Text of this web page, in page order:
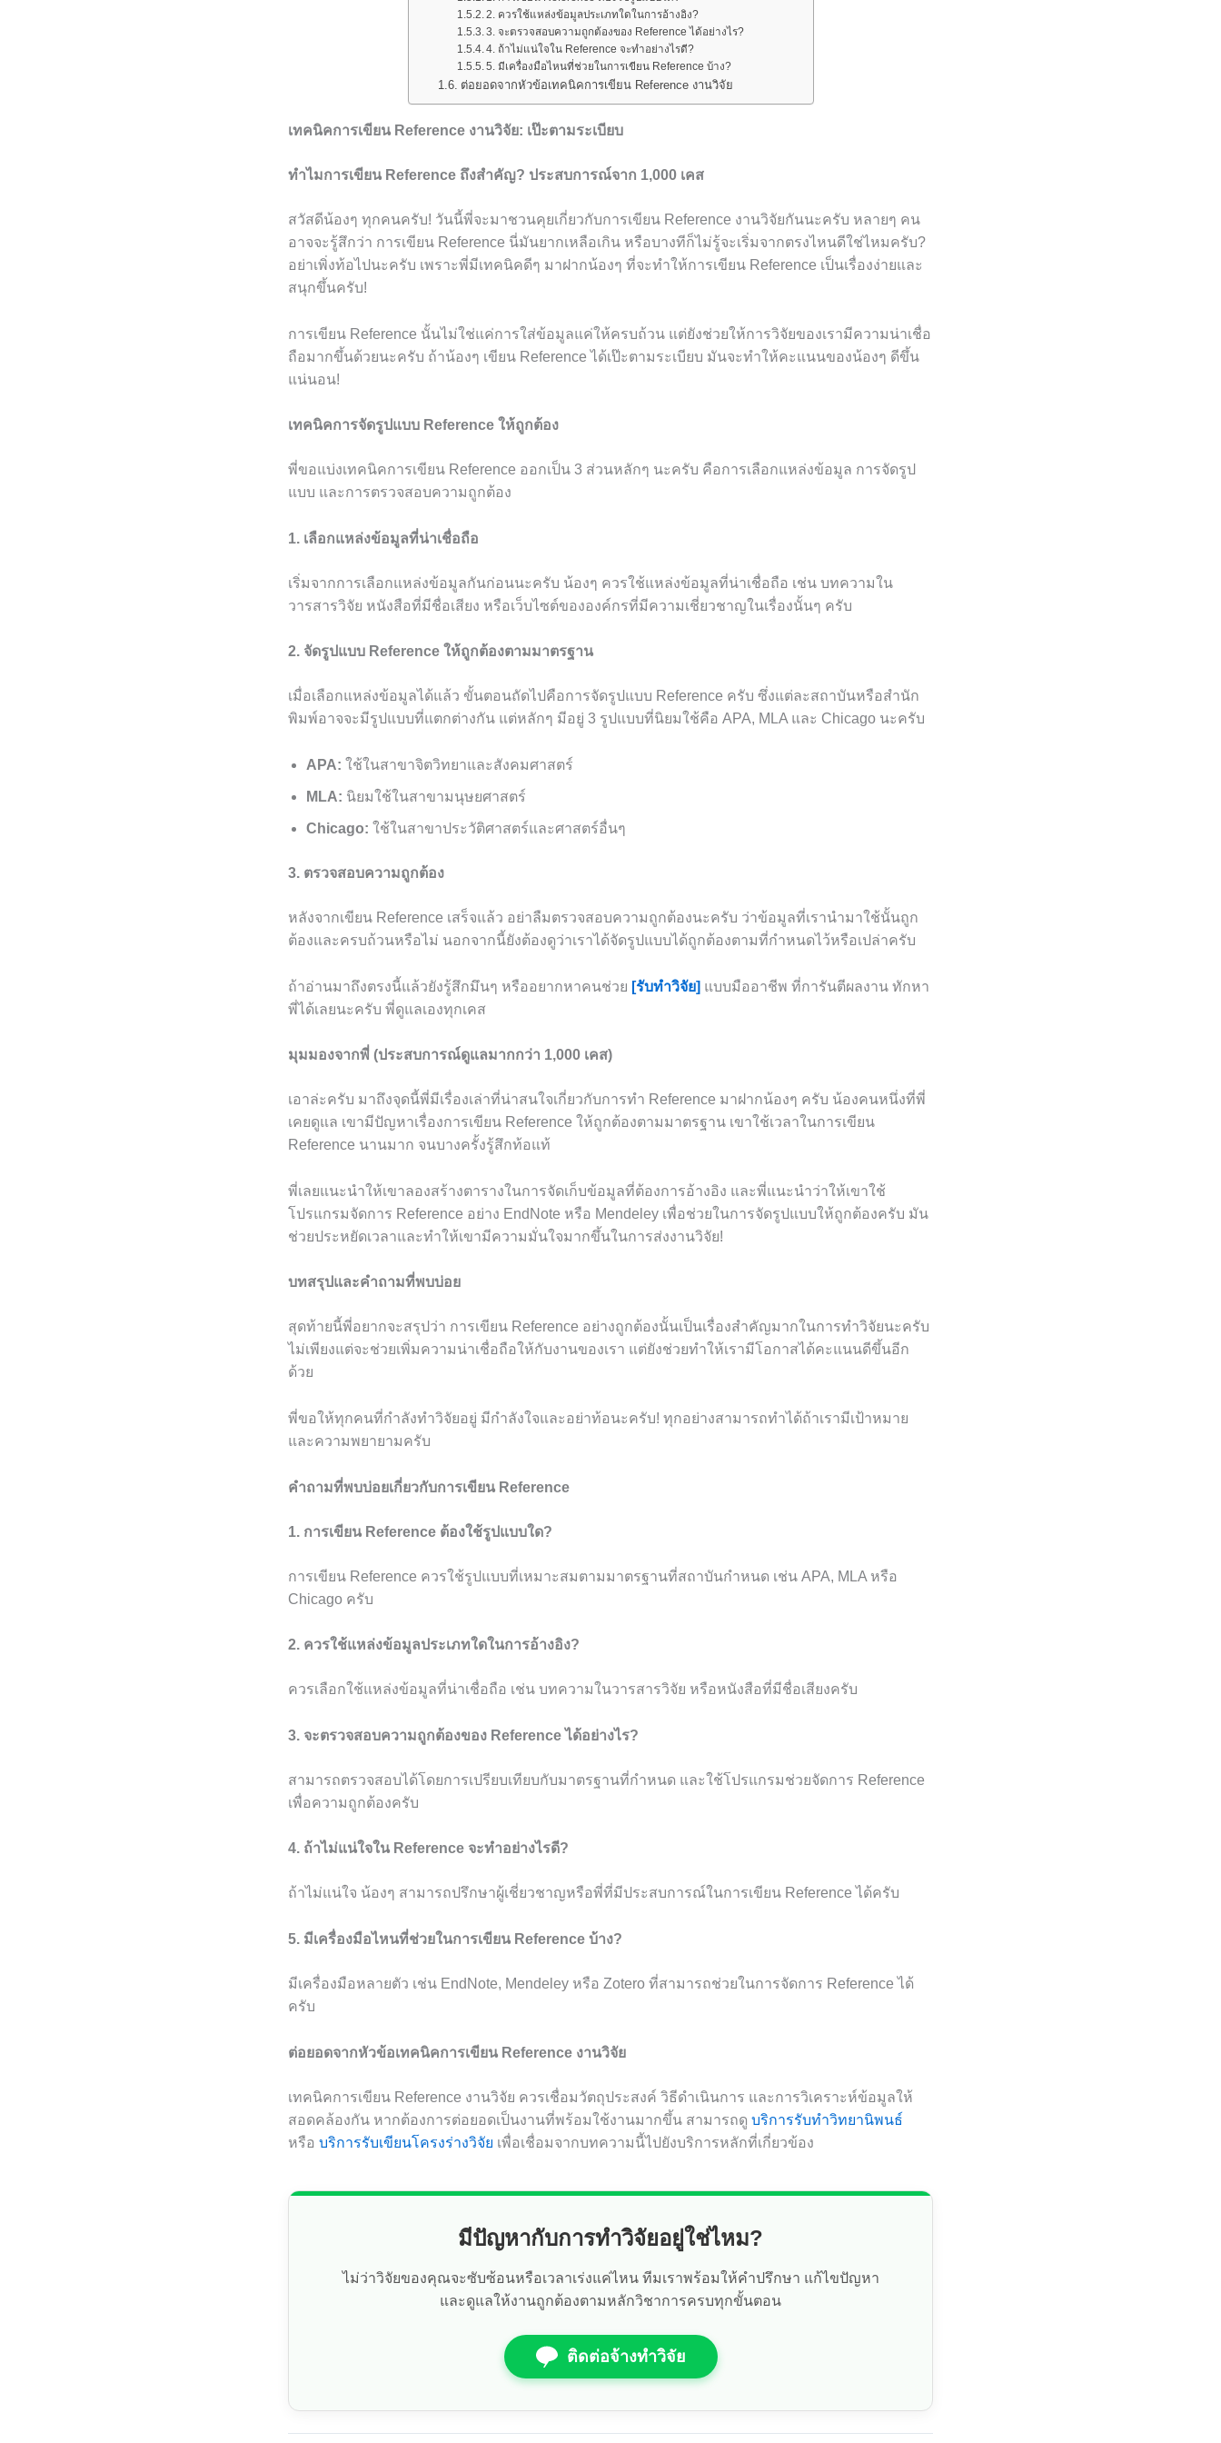
2. ควรใช้แหล่งข้อมูลประเภทใดในการอ้างอิง?
3. จะตรวจสอบความถูกต้องของ Reference ได้อย่างไร?
4. ถ้าไม่แน่ใจใน Reference จะทำอย่างไรดี?
5. มีเครื่องมือไหนที่ช่วยในการเขียน Reference บ้าง?
ต่อยอดจากหัวข้อเทคนิคการเขียน Reference งานวิจัย
เทคนิคการเขียน Reference งานวิจัย: เป๊ะตามระเบียบ
ทำไมการเขียน Reference ถึงสำคัญ? ประสบการณ์จาก 1,000 เคส
สวัสดีน้องๆ ทุกคนครับ! วันนี้พี่จะมาชวนคุยเกี่ยวกับการเขียน Reference งานวิจัยกันนะครับ หลายๆ คน
อาจจะรู้สึกว่า การเขียน Reference นี่มันยากเหลือเกิน หรือบางทีก็ไม่รู้จะเริ่มจากตรงไหนดีใช่ไหมครับ?
อย่าเพิ่งท้อไปนะครับ เพราะพี่มีเทคนิคดีๆ มาฝากน้องๆ ที่จะทำให้การเขียน Reference เป็นเรื่องง่ายและ
สนุกขึ้นครับ!
การเขียน Reference นั้นไม่ใช่แค่การใส่ข้อมูลแค่ให้ครบถ้วน แต่ยังช่วยให้การวิจัยของเรามีความน่าเชื่อ
ถือมากขึ้นด้วยนะครับ ถ้าน้องๆ เขียน Reference ได้เป๊ะตามระเบียบ มันจะทำให้คะแนนของน้องๆ ดีขึ้น
แน่นอน!
เทคนิคการจัดรูปแบบ Reference ให้ถูกต้อง
พี่ขอแบ่งเทคนิคการเขียน Reference ออกเป็น 3 ส่วนหลักๆ นะครับ คือการเลือกแหล่งข้อมูล การจัดรูป
แบบ และการตรวจสอบความถูกต้อง
1. เลือกแหล่งข้อมูลที่น่าเชื่อถือ
เริ่มจากการเลือกแหล่งข้อมูลกันก่อนนะครับ น้องๆ ควรใช้แหล่งข้อมูลที่น่าเชื่อถือ เช่น บทความใน
วารสารวิจัย หนังสือที่มีชื่อเสียง หรือเว็บไซต์ขององค์กรที่มีความเชี่ยวชาญในเรื่องนั้นๆ ครับ
2. จัดรูปแบบ Reference ให้ถูกต้องตามมาตรฐาน
เมื่อเลือกแหล่งข้อมูลได้แล้ว ขั้นตอนถัดไปคือการจัดรูปแบบ Reference ครับ ซึ่งแต่ละสถาบันหรือสำนัก
พิมพ์อาจจะมีรูปแบบที่แตกต่างกัน แต่หลักๆ มีอยู่ 3 รูปแบบที่นิยมใช้คือ APA, MLA และ Chicago นะครับ
APA: ใช้ในสาขาจิตวิทยาและสังคมศาสตร์
MLA: นิยมใช้ในสาขามนุษยศาสตร์
Chicago: ใช้ในสาขาประวัติศาสตร์และศาสตร์อื่นๆ
3. ตรวจสอบความถูกต้อง
หลังจากเขียน Reference เสร็จแล้ว อย่าลืมตรวจสอบความถูกต้องนะครับ ว่าข้อมูลที่เรานำมาใช้นั้นถูก
ต้องและครบถ้วนหรือไม่ นอกจากนี้ยังต้องดูว่าเราได้จัดรูปแบบได้ถูกต้องตามที่กำหนดไว้หรือเปล่าครับ
ถ้าอ่านมาถึงตรงนี้แล้วยังรู้สึกมึนๆ หรืออยากหาคนช่วย [รับทำวิจัย] แบบมืออาชีพ ที่การันตีผลงาน ทักหา
พี่ได้เลยนะครับ พี่ดูแลเองทุกเคส
มุมมองจากพี่ (ประสบการณ์ดูแลมากกว่า 1,000 เคส)
เอาล่ะครับ มาถึงจุดนี้พี่มีเรื่องเล่าที่น่าสนใจเกี่ยวกับการทำ Reference มาฝากน้องๆ ครับ น้องคนหนึ่งที่พี่
เคยดูแล เขามีปัญหาเรื่องการเขียน Reference ให้ถูกต้องตามมาตรฐาน เขาใช้เวลาในการเขียน
Reference นานมาก จนบางครั้งรู้สึกท้อแท้
พี่เลยแนะนำให้เขาลองสร้างตารางในการจัดเก็บข้อมูลที่ต้องการอ้างอิง และพี่แนะนำว่าให้เขาใช้
โปรแกรมจัดการ Reference อย่าง EndNote หรือ Mendeley เพื่อช่วยในการจัดรูปแบบให้ถูกต้องครับ มัน
ช่วยประหยัดเวลาและทำให้เขามีความมั่นใจมากขึ้นในการส่งงานวิจัย!
บทสรุปและคำถามที่พบบ่อย
สุดท้ายนี้พี่อยากจะสรุปว่า การเขียน Reference อย่างถูกต้องนั้นเป็นเรื่องสำคัญมากในการทำวิจัยนะครับ
ไม่เพียงแต่จะช่วยเพิ่มความน่าเชื่อถือให้กับงานของเรา แต่ยังช่วยทำให้เรามีโอกาสได้คะแนนดีขึ้นอีก
ด้วย
พี่ขอให้ทุกคนที่กำลังทำวิจัยอยู่ มีกำลังใจและอย่าท้อนะครับ! ทุกอย่างสามารถทำได้ถ้าเรามีเป้าหมาย
และความพยายามครับ
คำถามที่พบบ่อยเกี่ยวกับการเขียน Reference
1. การเขียน Reference ต้องใช้รูปแบบใด?
การเขียน Reference ควรใช้รูปแบบที่เหมาะสมตามมาตรฐานที่สถาบันกำหนด เช่น APA, MLA หรือ
Chicago ครับ
2. ควรใช้แหล่งข้อมูลประเภทใดในการอ้างอิง?
ควรเลือกใช้แหล่งข้อมูลที่น่าเชื่อถือ เช่น บทความในวารสารวิจัย หรือหนังสือที่มีชื่อเสียงครับ
3. จะตรวจสอบความถูกต้องของ Reference ได้อย่างไร?
สามารถตรวจสอบได้โดยการเปรียบเทียบกับมาตรฐานที่กำหนด และใช้โปรแกรมช่วยจัดการ Reference
เพื่อความถูกต้องครับ
4. ถ้าไม่แน่ใจใน Reference จะทำอย่างไรดี?
ถ้าไม่แน่ใจ น้องๆ สามารถปรึกษาผู้เชี่ยวชาญหรือพี่ที่มีประสบการณ์ในการเขียน Reference ได้ครับ
5. มีเครื่องมือไหนที่ช่วยในการเขียน Reference บ้าง?
มีเครื่องมือหลายตัว เช่น EndNote, Mendeley หรือ Zotero ที่สามารถช่วยในการจัดการ Reference ได้
ครับ
ต่อยอดจากหัวข้อเทคนิคการเขียน Reference งานวิจัย
เทคนิคการเขียน Reference งานวิจัย ควรเชื่อมวัตถุประสงค์ วิธีดำเนินการ และการวิเคราะห์ข้อมูลให้
สอดคล้องกัน หากต้องการต่อยอดเป็นงานที่พร้อมใช้งานมากขึ้น สามารถดู บริการรับทำวิทยานิพนธ์
หรือ บริการรับเขียนโครงร่างวิจัย เพื่อเชื่อมจากบทความนี้ไปยังบริการหลักที่เกี่ยวข้อง
มีปัญหากับการทำวิจัยอยู่ใช่ไหม?
ไม่ว่าวิจัยของคุณจะซับซ้อนหรือเวลาเร่งแค่ไหน ทีมเราพร้อมให้คำปรึกษา แก้ไขปัญหา
และดูแลให้งานถูกต้องตามหลักวิชาการครบทุกขั้นตอน
ติดต่อจ้างทำวิจัย